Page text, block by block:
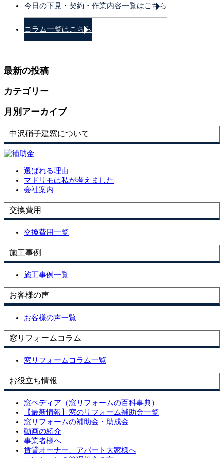
今日の下見・契約・作業内容一覧はこちら
コラム一覧はこちら
最新の投稿
カテゴリー
月別アーカイブ
中沢硝子建窓について
選ばれる理由
マドリモは私が考えました
会社案内
交換費用
交換費用一覧
施工事例
施工事例一覧
お客様の声
お客様の声一覧
窓リフォームコラム
窓リフォームコラム一覧
お役立ち情報
窓ペディア（窓リフォームの百科事典）
【最新情報】窓のリフォーム補助金一覧
窓リフォームの補助金・助成金
動画の紹介
事業者様へ
賃貸オーナー、アパート大家様へ